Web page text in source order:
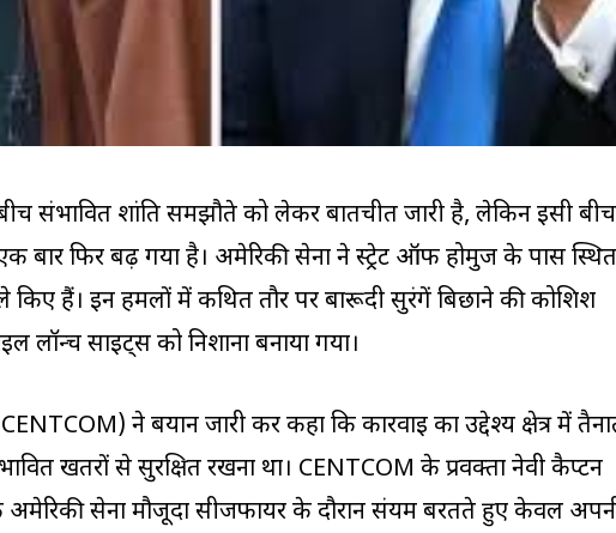
संभावित शांति समझौते को लेकर बातचीत जारी है, लेकिन इसी बीच
बार फिर बढ़ गया है। अमेरिकी सेना ने स्ट्रेट ऑफ होर्मुज के पास स्थित
किए हैं। इन हमलों में कथित तौर पर बारूदी सुरंगें बिछाने की कोशिश
लॉन्च साइट्स को निशाना बनाया गया।
ने बयान जारी कर कहा कि कार्रवाई का उद्देश्य क्षेत्र में
खतरों से सुरक्षित रखना था। CENTCOM के प्रवक्ता नेवी कैप्टन
अमेरिकी सेना मौजूदा सीजफायर के दौरान संयम बरतते हुए केवल